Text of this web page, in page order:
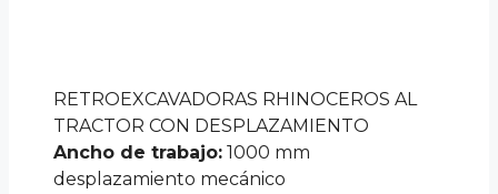
RETROEXCAVADORAS RHINOCEROS AL
TRACTOR CON DESPLAZAMIENTO
Ancho de trabajo: 1000 mm
desplazamiento mecánico